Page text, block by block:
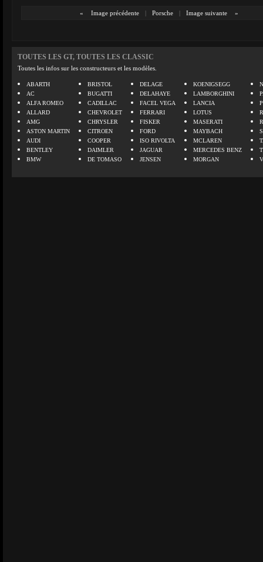
« Image précédente | Porsche | Image suivante »
TOUTES LES GT, TOUTES LES CLASSIC
Toutes les infos sur les constructeurs et les modèles.
ABARTH
AC
ALFA ROMEO
ALLARD
AMG
ASTON MARTIN
AUDI
BENTLEY
BMW
BRISTOL
BUGATTI
CADILLAC
CHEVROLET
CHRYSLER
CITROEN
COOPER
DAIMLER
DE TOMASO
DELAGE
DELAHAYE
FACEL VEGA
FERRARI
FISKER
FORD
ISO RIVOLTA
JAGUAR
JENSEN
KOENIGSEGG
LAMBORGHINI
LANCIA
LOTUS
MASERATI
MAYBACH
MCLAREN
MERCEDES BENZ
MORGAN